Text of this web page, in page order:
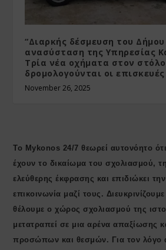
“Διαρκής δέσμευση του Δήμου
ανασύσταση της Υπηρεσίας
Τρία νέα οχήματα στον
δρομολογούνται οι
November 26, 2025
Το Mykonos 24/7 θεωρεί αυτονόητο
έχουν το δικαίωμα του σχολιασμού,
ελεύθερης έκφρασης και επιδιώκει
επικοινωνία μαζί τους.
θέλουμε ο χώρος σχολιασμού της
μετατραπεί σε μια αρένα απαξίωσης
προσώπων και θεσμών. Για τον λόγο